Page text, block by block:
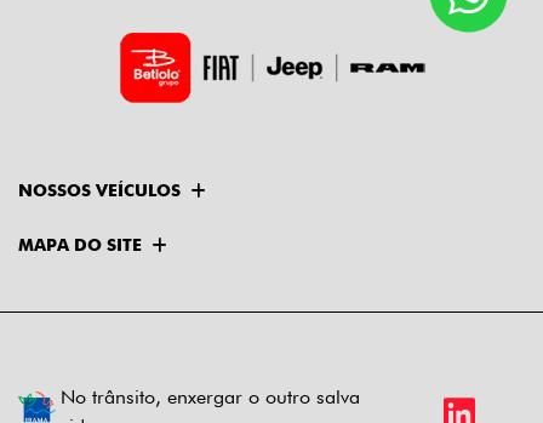
NOSSOS VEÍCULOS
MAPA DO SITE
No trânsito, enxergar o outro salva